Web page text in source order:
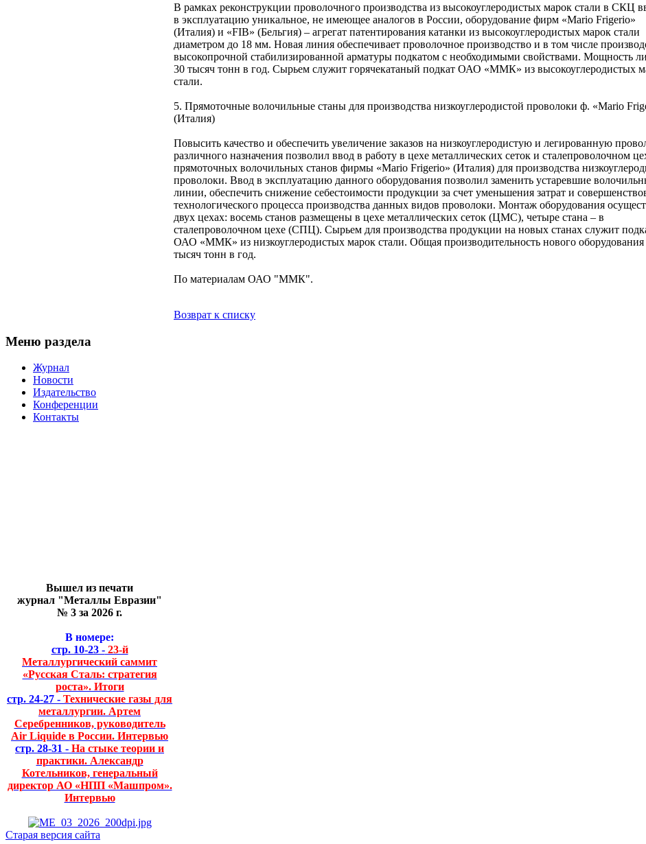
В рамках реконструкции проволочного производства из высокоуглеродистых марок стали в СКЦ
в эксплуатацию уникальное, не имеющее аналогов в России, оборудование фирм «Mario Frigerio»
(Италия) и «FIB» (Бельгия) – агрегат патентирования катанки из высокоуглеродистых марок стали
диаметром до 18 мм. Новая линия обеспечивает проволочное производство и в том числе
высокопрочной стабилизированной арматуры подкатом с необходимыми свойствами. Мощность
30 тысяч тонн в год. Сырьем служит горячекатаный подкат ОАО «ММК» из высокоуглеродистых
стали.
5. Прямоточные волочильные станы для производства низкоуглеродистой проволоки ф. «Mario
(Италия)
Повысить качество и обеспечить увеличение заказов на низкоуглеродистую и легированную
различного назначения позволил ввод в работу в цехе металлических сеток и сталепроволочном
прямоточных волочильных станов фирмы «Mario Frigerio» (Италия) для производства
проволоки. Ввод в эксплуатацию данного оборудования позволил заменить устаревшие
линии, обеспечить снижение себестоимости продукции за счет уменьшения затрат и
технологического процесса производства данных видов проволоки. Монтаж оборудования
двух цехах: восемь станов размещены в цехе металлических сеток (ЦМС), четыре стана – в
сталепроволочном цехе (СПЦ). Сырьем для производства продукции на новых станах служит
ОАО «ММК» из низкоуглеродистых марок стали. Общая производительность нового оборудования
тысяч тонн в год.
По материалам ОАО "ММК".
Возврат к списку
Меню раздела
Журнал
Новости
Издательство
Конференции
Контакты
Вышел из печати
журнал "Металлы Евразии"
№ 3 за 2026 г.
В номере:
стр. 10-23 -23-й
Металлургический саммит
«Русская Сталь: стратегия
роста». Итоги
стр. 24-27 - Технические газы для
металлургии. Артем
Серебренников, руководитель
Air Liquide в России. Интервью
стр. 28-31 - На стыке теории и
практики. Александр
Котельников, генеральный
директор АО «НПП «Машпром».
Интервью
Старая версия сайта